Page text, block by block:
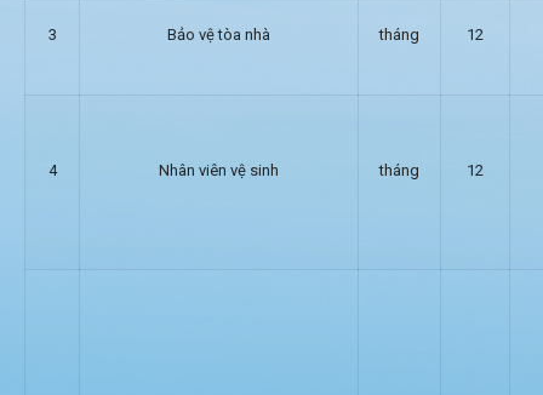
3 Bảo vệ tòa nhà tháng 12
4 Nhân viên vệ sinh tháng 12